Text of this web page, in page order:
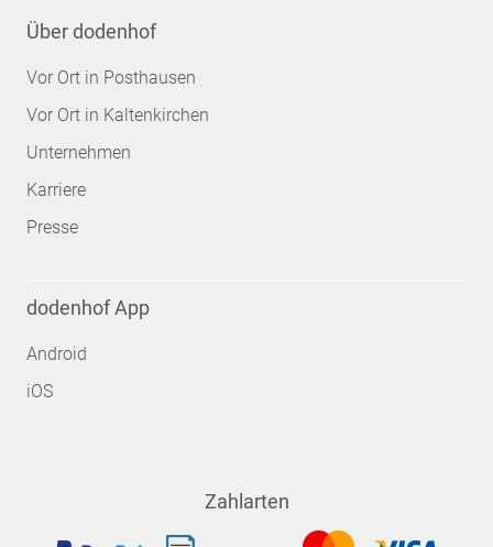
Über dodenhof
Vor Ort in Posthausen
Vor Ort in Kaltenkirchen
Unternehmen
Karriere
Presse
dodenhof App
Android
iOS
Zahlarten